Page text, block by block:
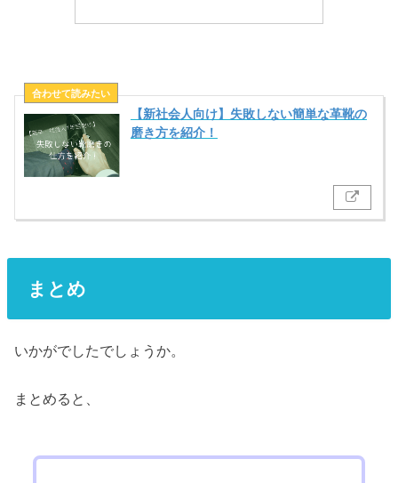
【新社会人向け】失敗しない簡単な革靴の
磨き方を紹介！
まとめ
いかがでしたでしょうか。
まとめると、